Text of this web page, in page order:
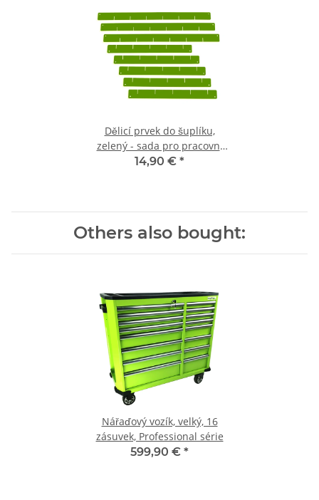
Dělicí prvek do šuplíku,
zelený - sada pro pracovní
vozíky
14,90 € *
Others also bought:
Nářaďový vozík, velký, 16
zásuvek, Professional série
599,90 € *